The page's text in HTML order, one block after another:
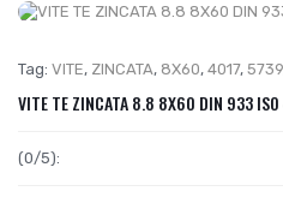
Tag: VITE, ZINCATA, 8X60, 4017, 5739
VITE TE ZINCATA 8.8 8X60 DIN 933
(0/5):